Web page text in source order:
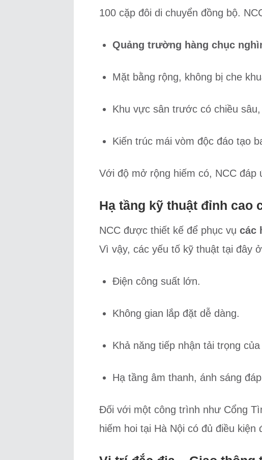
100 cặp đôi di chuyển đồng bộ.
Quảng trường hàng chục
Mặt bằng rộng, không bị che
Khu vực sân trước có chiều
Kiến trúc mái vòm độc đáo tạo
Với độ mở rộng hiếm có, NCC
Hạ tầng kỹ thuật đỉnh cao
NCC được thiết kế để phục vụcác
Vì vậy, các yếu tố kỹ thuật tại đây
Điện công suất lớn.
Không gian lắp đặt dễ dàng.
Khả năng tiếp nhận tải trọng
Hạ tầng âm thanh, ánh sáng
Đối với một công trình như Cổng
hiếm hoi tại Hà Nội có đủ điều kiện